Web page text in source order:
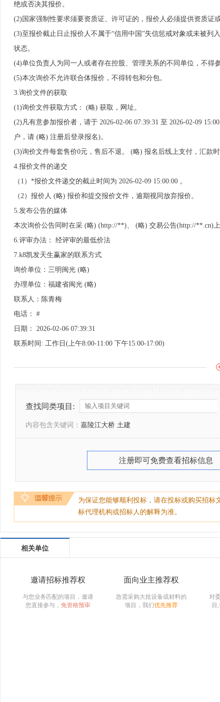
绝或否决其报价。
(2)国家强制性要求须要资质证、许可证的，报价人必须提供资质证
(3)至报价截止日止报价人不属于“信用中国”失信惩戒对象或未被
状态。
(4)单位负责人为同一人或者存在控股、管理关系的不同单位，不得
(5)本次询价不允许联合体报价，不得转包和分包。
3.询价文件的获取
(1)询价文件获取方式： (略) 获取，网址。
(2)凡有意参加报价者，请于 2026-02-06 07:39:31 至 2026-02-09
户，请 (略) 注册后登录报名)。
(3)询价文件每套售价0元，售后不退。 (略) 报名后线上支付，汇款
4.报价文件的递交
（1）*报价文件递交的截止时间为 2026-02-09 15:00:00 。
（2）报价人 (略) 报价和提交报价文件，逾期视同放弃报价。
5.发布公告的媒体
本次询价公告同时在采 (略) (http://**)、 (略) 交易公告(http://**.cn)
6.评审办法： 经评审的最低价法
7.k8凯发天生赢家的联系方式
询价单位：三明闽光 (略)
办理单位：福建省闽光 (略)
联系人：陈青梅
电话： #
日期： 2026-02-06 07:39:31
联系时间: 工作日(上午8:00-11:00 下午15:00-17:00)
查找同类项目:
内容包含关键词： 嘉陵江大桥 土建
注册即可免费查看招标信息
为保证您能够顺利投标，请在投标或购买招
标代理机构或招标人的解释为准。
相关单位
邀请招标推荐权
与您业务匹配的项目，邀请
您直接参与， 免资格预审
面向业主推荐权
急需采购大批设备或材料的
项目，我们优先推荐
对
目